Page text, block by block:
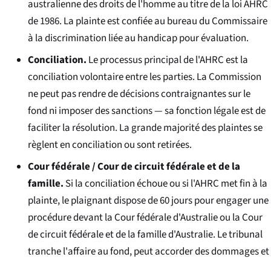
australienne des droits de l'homme au titre de la loi AHRC
de 1986. La plainte est confiée au bureau du Commissaire
à la discrimination liée au handicap pour évaluation.
Conciliation. Le processus principal de l'AHRC est la
conciliation volontaire entre les parties. La Commission
ne peut pas rendre de décisions contraignantes sur le
fond ni imposer des sanctions — sa fonction légale est de
faciliter la résolution. La grande majorité des plaintes se
règlent en conciliation ou sont retirées.
Cour fédérale / Cour de circuit fédérale et de la
famille. Si la conciliation échoue ou si l'AHRC met fin à la
plainte, le plaignant dispose de 60 jours pour engager une
procédure devant la Cour fédérale d'Australie ou la Cour
de circuit fédérale et de la famille d'Australie. Le tribunal
tranche l'affaire au fond, peut accorder des dommages et